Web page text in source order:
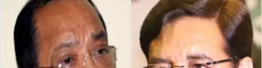
e
m
a